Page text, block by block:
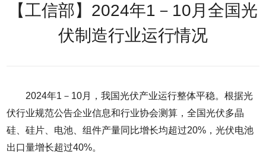
【工信部】2024年1－10月全国光
伏制造行业运行情况
2024年1－10月，我国光伏产业运行整体平稳。根据光
伏行业规范公告企业信息和行业协会测算，全国光伏多晶
硅、硅片、电池、组件产量同比增长均超过20%，光伏电池
出口量增长超过40%。